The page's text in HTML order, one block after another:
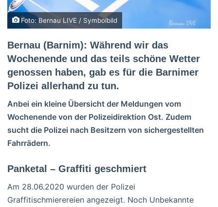
Foto: Bernau LIVE / Symbolbild
Bernau (Barnim): Während wir das
Wochenende und das teils schöne Wetter
genossen haben, gab es für die Barnimer
Polizei allerhand zu tun.
Anbei ein kleine Übersicht der Meldungen vom
Wochenende von der Polizeidirektion Ost. Zudem
sucht die Polizei nach Besitzern von sichergestellten
Fahrrädern.
Panketal – Graffiti geschmiert
Am 28.06.2020 wurden der Polizei
Graffitischmierereien angezeigt. Noch Unbekannte